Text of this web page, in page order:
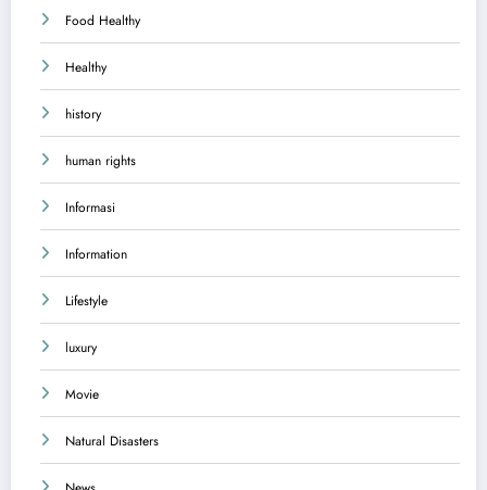
Food Healthy
Healthy
history
human rights
Informasi
Information
Lifestyle
luxury
Movie
Natural Disasters